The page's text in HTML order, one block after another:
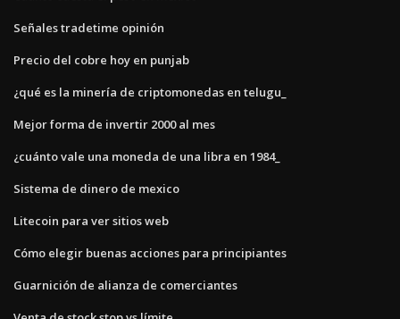
Señales tradetime opinión
Precio del cobre hoy en punjab
¿qué es la minería de criptomonedas en telugu_
Mejor forma de invertir 2000 al mes
¿cuánto vale una moneda de una libra en 1984_
Sistema de dinero de mexico
Litecoin para ver sitios web
Cómo elegir buenas acciones para principiantes
Guarnición de alianza de comerciantes